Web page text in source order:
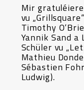
Mir
vu
Timothy
Yannik Sand a
Schüler vu
Mathieu
Sébastien
Ludwig).